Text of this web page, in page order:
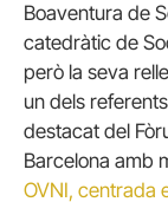
Boaventura de
catedràtic de
però la seva
un dels
destacat del
Barcelona amb
OVNI, centrada